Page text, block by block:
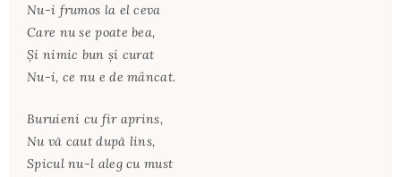
Nu-i frumos la el ceva
Care nu se poate bea,
Și nimic bun și curat
Nu-i, ce nu e de mâncat.
Buruieni cu fir aprins,
Nu vă caut după lins,
Spicul nu-l aleg cu must